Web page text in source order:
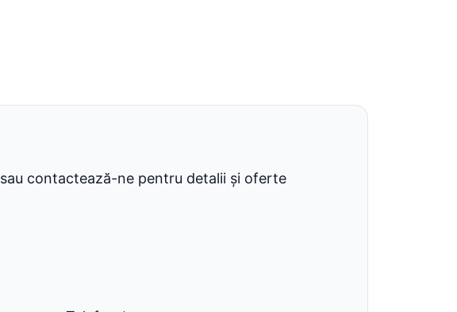
sau contactează-ne pentru detalii și oferte